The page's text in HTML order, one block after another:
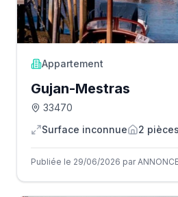
Appartement
Gujan-Mestras
33470
Surface inconnue
2 pièces
Publiée le 29/06/2026 par